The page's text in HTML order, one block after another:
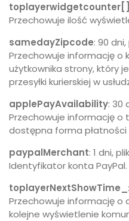
toplayerwidgetcounter[]
Przechowuje ilość
samedayZipcode: 90
Przechowuje informację o
użytkownika strony, który
przesyłki kurierskiej w
applePayAvailability: 30
Przechowuje informację o
dostępna forma płatności
paypalMerchant: 1 dni,
Identyfikator konta PayPal.
toplayerNextShowTime_
Przechowuje informację o
kolejne wyświetlenie